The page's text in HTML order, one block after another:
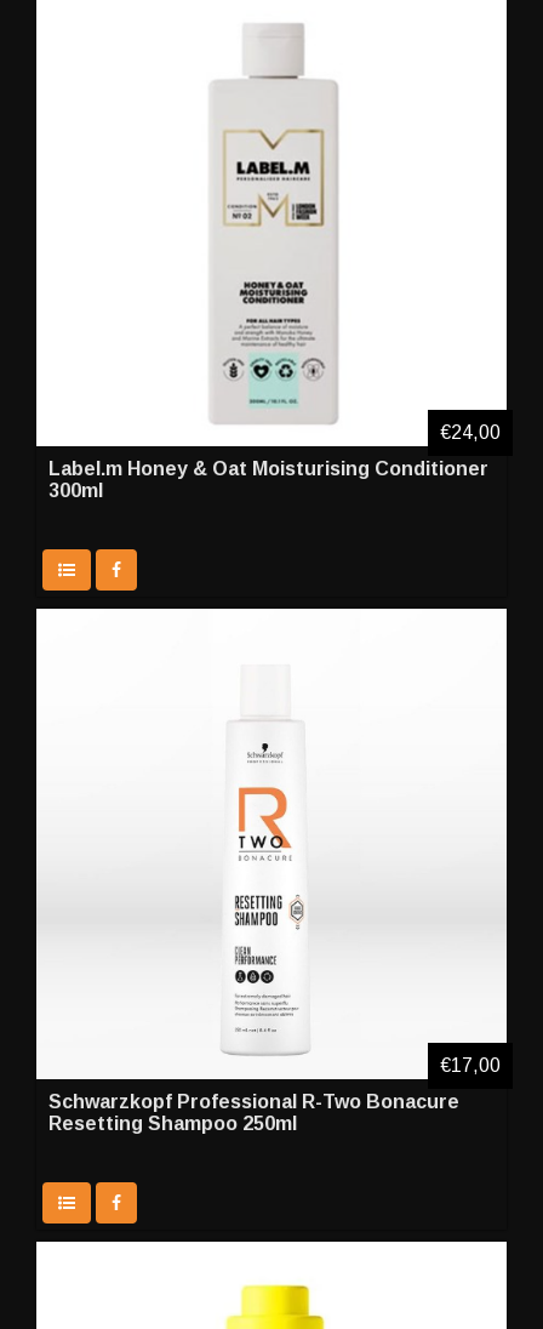
Label.m Honey & Oat Moisturising Conditioner
300ml
€24,00
Schwarzkopf Professional R-Two Bonacure
Resetting Shampoo 250ml
€17,00